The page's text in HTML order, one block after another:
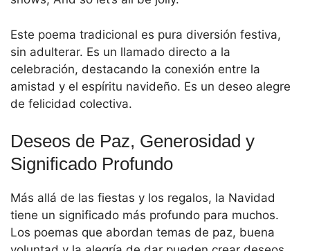
Este poema tradicional es pura diversión festiva,
sin adulterar. Es un llamado directo a la
celebración, destacando la conexión entre la
amistad y el espíritu navideño. Es un deseo alegre
de felicidad colectiva.
Deseos de Paz, Generosidad y
Significado Profundo
Más allá de las fiestas y los regalos, la Navidad
tiene un significado más profundo para muchos.
Los poemas que abordan temas de paz, buena